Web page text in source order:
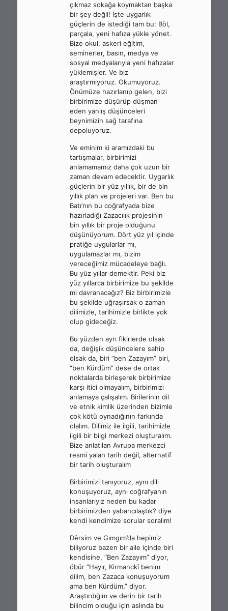
çıkmaz sokağa koymaktan başka
bir şey değil! İşte uygarlık
güçlerin de istediği tam bu: Böl,
parçala, yeni hafıza yükle yönet.
Bize okul, askeri eğitim,
seminerler, basın, medya ve
sosyal medyalarıyla yeni hafızalar
yüklemişler. Ve biz
araştırmıyoruz. Okumuyoruz.
Önümüze hazırlanıp gelen, bizi
birbirimize düşürüp düşman
eden yanlış düşünceleri
beynimizin sağ tarafına
depoluyoruz.
Ve eminim ki aramızdaki bu
tartışmalar, birbirimizi
anlamamamız daha çok uzun bir
zaman devam edecektir. Uygarlık
güçlerin bir yüz yıllık, bir de bin
yıllık plan ve projeleri var. Ben bu
Batı’nın bu coğrafyada bize
hazırladığı Zazacılık projesinin
bin yıllık bir proje olduğunu
düşünüyorum. Dört yüz yıl içinde
pratiğe uygularlar mı,
uygulamazlar mı, bizim
vereceğimiz mücadeleye bağlı.
Bu yüz yıllar demektir. Peki biz
yüz yıllarca birbirimize bu şekilde
mi davranacağız? Biz birbirimizle
bu şekilde uğraşırsak o zaman
dilimizle, tarihimizle birlikte yok
olup gideceğiz.
Bu yüzden ayrı fikirlerde olsak
da, değişik düşüncelere sahip
olsak da, biri “ben Zazayım” biri,
“ben Kürdüm” dese de ortak
noktalarda birleşerek birbirimize
karşı itici olmayalım, birbirimizi
anlamaya çalışalım. Birilerinin dil
ve etnik kimlik üzerinden bizimle
çok kötü oynadığının farkında
olalım. Dilimiz ile ilgili, tarihimizle
ilgili bir bilgi merkezi oluşturalım.
Bize anlatılan Avrupa merkezci
resmi yalan tarih değil, alternatif
bir tarih oluşturalım
Birbirimizi tanıyoruz, aynı dili
konuşuyoruz, aynı coğrafyanın
insanlarıyız neden bu kadar
birbirimizden yabancılaştık? diye
kendi kendimize sorular soralım!
Dêrsim ve Gımgım’da hepimiz
biliyoruz bazen bir aile içinde biri
kendisine, “Ben Zazayım” diyor,
öbür “Hayır, Kirmanckî benim
dilim, ben Zazaca konuşuyorum
ama ben Kürdüm,” diyor.
Araştırdığım ve derin bir tarih
bilincim olduğu için aslında bu